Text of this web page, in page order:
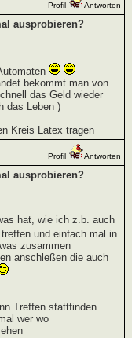
Profil Antworten
ausprobieren?
bekommt man von
das Geld wieder
das Leben )
Kreis Latex tragen
Profil
Antworten
ausprobieren?
hat, wie ich z.b. auch
und einfach mal in
zusammen
anschleßen die auch
Treffen stattfinden
wer wo